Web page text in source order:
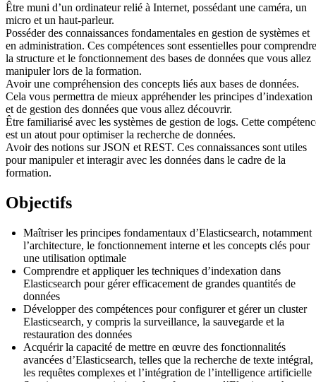
Être muni d’un ordinateur relié à Internet, possédant une caméra, un
micro et un haut-parleur.
Posséder des connaissances fondamentales en gestion de systèmes et
en administration. Ces compétences sont essentielles pour comprendre
la structure et le fonctionnement des bases de données que vous allez
manipuler lors de la formation.
Avoir une compréhension des concepts liés aux bases de données.
Cela vous permettra de mieux appréhender les principes d’indexation
et de gestion des données que vous allez découvrir.
Être familiarisé avec les systèmes de gestion de logs. Cette
est un atout pour optimiser la recherche de données.
Avoir des notions sur JSON et REST. Ces connaissances sont utiles
pour manipuler et interagir avec les données dans le cadre de la
formation.
Objectifs
Maîtriser les principes fondamentaux d’Elasticsearch, notamment
l’architecture, le fonctionnement interne et les concepts clés pour
une utilisation optimale
Comprendre et appliquer les techniques d’indexation dans
Elasticsearch pour gérer efficacement de grandes quantités de
données
Développer des compétences pour configurer et gérer un cluster
Elasticsearch, y compris la surveillance, la sauvegarde et la
restauration des données
Acquérir la capacité de mettre en œuvre des fonctionnalités
avancées d’Elasticsearch, telles que la recherche de texte intégral,
les requêtes complexes et l’intégration de l’intelligence artificielle